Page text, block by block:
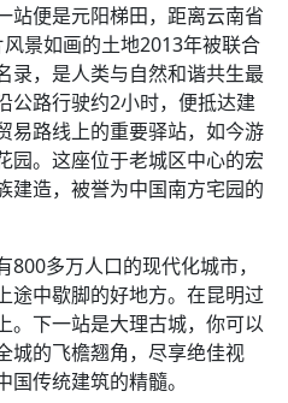
站便是元阳梯田，距离云南省
景如画的土地2013年被联合
录，是人类与自然和谐共生最
公路行驶约2小时，便抵达建
易路线上的重要驿站，如今游
园。这座位于老城区中心的宏
建造，被誉为中国南方宅园的
多万人口的现代化城市，
途中歇脚的好地方。在昆明过
。下一站是大理古城，你可以
城的飞檐翘角，尽享绝佳视
传统建筑的精髓。